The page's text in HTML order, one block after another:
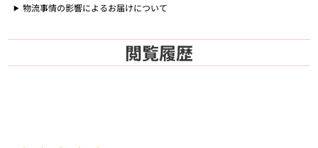
物流事情の影響によるお届けについて
閲覧履歴